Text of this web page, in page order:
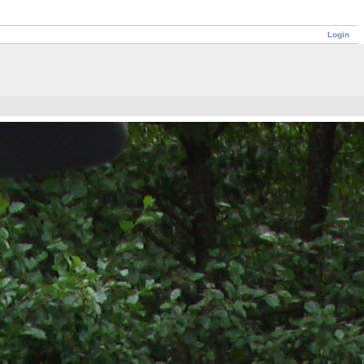
Login